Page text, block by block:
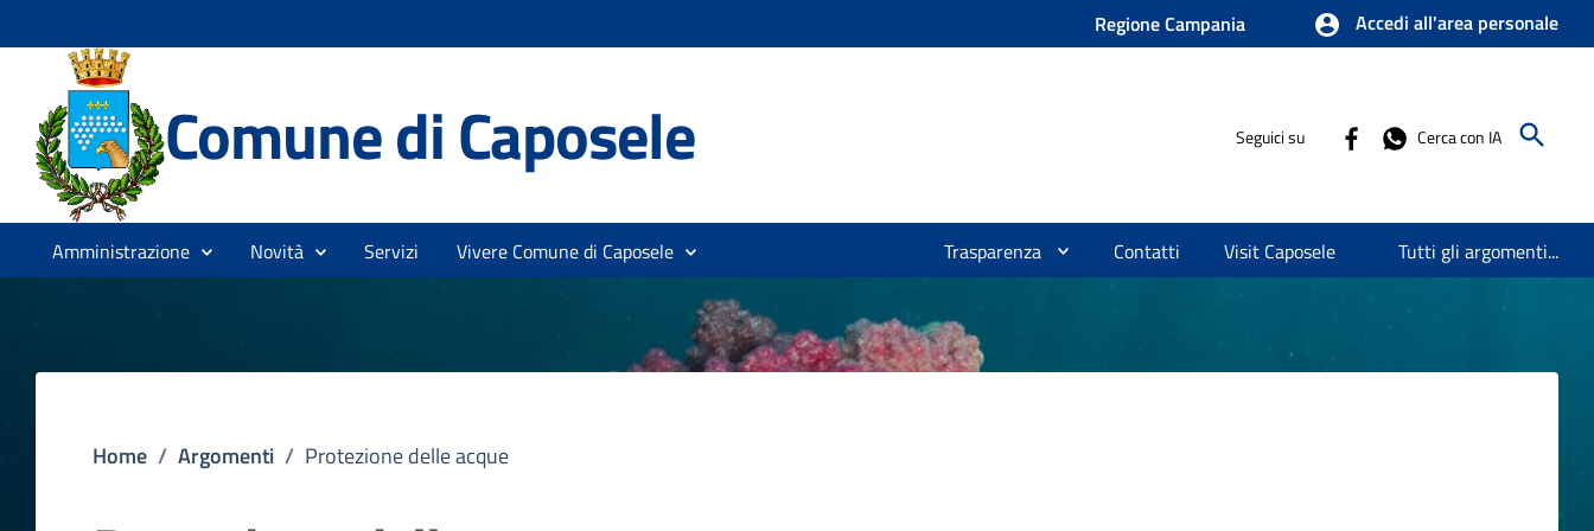
Regione Campania Accedi all'area personale
Comune di Caposele Seguici su Cerca con IA
Amministrazione Novità Servizi Vivere Comune di Caposele Trasparenza Contatti Visit Caposele Tutti gli argomenti...
Home / Argomenti / Protezione delle acque